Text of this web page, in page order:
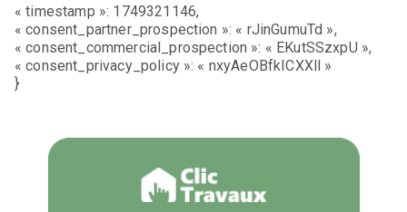
« timestamp »: 1749321146,
« consent_partner_prospection »: « rJinGumuTd »,
« consent_commercial_prospection »: « EKutSSzxpU »,
« consent_privacy_policy »: « nxyAeOBfkICXXll »
}